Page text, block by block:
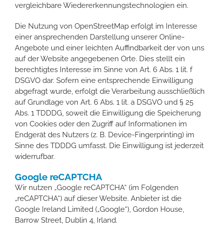
vergleichbare Wiedererkennungstechnologien ein.
Die Nutzung von OpenStreetMap erfolgt im Interesse
einer ansprechenden Darstellung unserer Online-
Angebote und einer leichten Auffindbarkeit der von uns
auf der Website angegebenen Orte. Dies stellt ein
berechtigtes Interesse im Sinne von Art. 6 Abs. 1 lit. f
DSGVO dar. Sofern eine entsprechende Einwilligung
abgefragt wurde, erfolgt die Verarbeitung ausschließlich
auf Grundlage von Art. 6 Abs. 1 lit. a DSGVO und § 25
Abs. 1 TDDDG, soweit die Einwilligung die Speicherung
von Cookies oder den Zugriff auf Informationen im
Endgerät des Nutzers (z. B. Device-Fingerprinting) im
Sinne des TDDDG umfasst. Die Einwilligung ist jederzeit
widerrufbar.
Google reCAPTCHA
Wir nutzen „Google reCAPTCHA“ (im Folgenden
„reCAPTCHA“) auf dieser Website. Anbieter ist die
Google Ireland Limited („Google“), Gordon House,
Barrow Street, Dublin 4, Irland.